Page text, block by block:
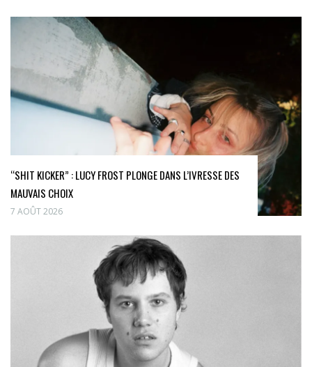
“SHIT KICKER” : LUCY FROST PLONGE DANS L’IVRESSE DES
MAUVAIS CHOIX
7 AOÛT 2026